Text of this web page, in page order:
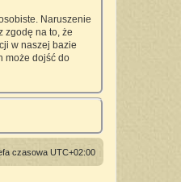
Naruszenie
zgodę na to, że
w naszej bazie
może dojść do
czasowa UTC+02:00